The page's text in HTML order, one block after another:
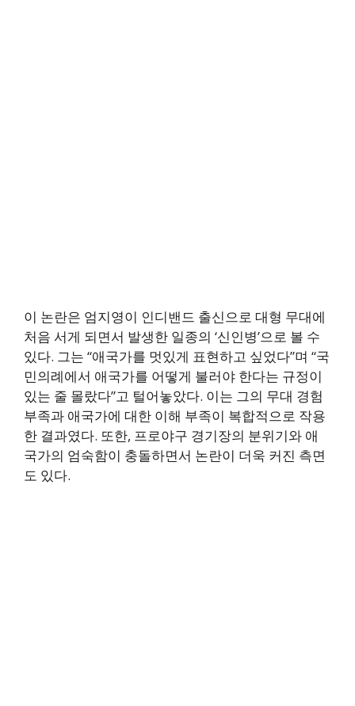
이 논란은 엄지영이 인디밴드 출신으로 대형 무대에
처음 서게 되면서 발생한 일종의 ‘신인병’으로 볼 수
있다. 그는 “애국가를 멋있게 표현하고 싶었다”며 “국
민의례에서 애국가를 어떻게 불러야 한다는 규정이
있는 줄 몰랐다”고 털어놓았다. 이는 그의 무대 경험
부족과 애국가에 대한 이해 부족이 복합적으로 작용
한 결과였다. 또한, 프로야구 경기장의 분위기와 애
국가의 엄숙함이 충돌하면서 논란이 더욱 커진 측면
도 있다.